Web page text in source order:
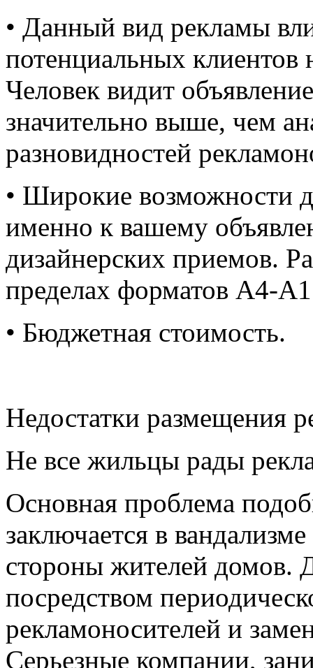
• Данный вид рекламы
потенциальных клиентов
Человек видит
значительно выше, чем
разновидностей
• Широкие возможности
именно к вашему
дизайнерских приемов.
пределах форматов А4-А1
• Бюджетная стоимость.
Недостатки размещения
Не все жильцы рады
Основная проблема
заключается в
стороны жителей домов.
посредством
рекламоносителей и
Серьезные компании,